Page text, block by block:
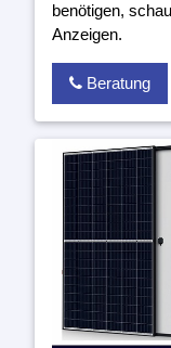
benötigen,
Anzeigen.
Beratung